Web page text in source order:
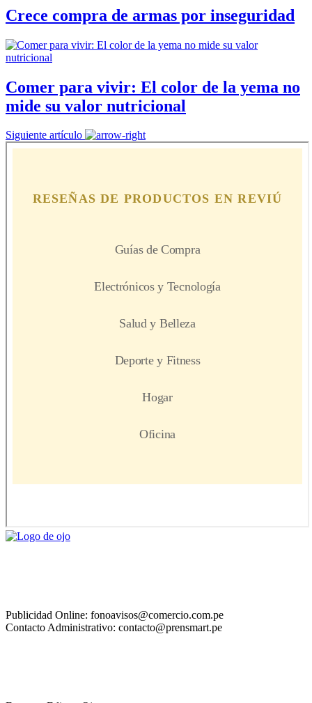
Crece compra de armas por inseguridad
Comer para vivir: El color de la yema no
mide su valor nutricional
Siguiente artículo
Publicidad Online: fonoavisos@comercio.com.pe
Contacto Administrativo: contacto@prensmart.pe